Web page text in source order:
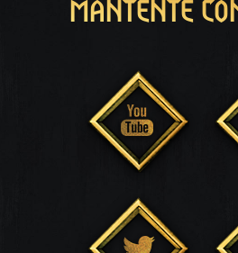
MANTENTE